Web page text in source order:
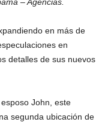
en más de
en
detalles de sus nuevos
John, este
segunda ubicación de